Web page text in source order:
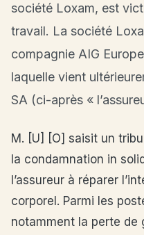
société Loxam, est
travail. La société
compagnie AIG
laquelle vient
SA (ci-après «
M. [U] [O] saisit un
la condamnation in
l’assureur à réparer
corporel. Parmi les
notamment la perte de